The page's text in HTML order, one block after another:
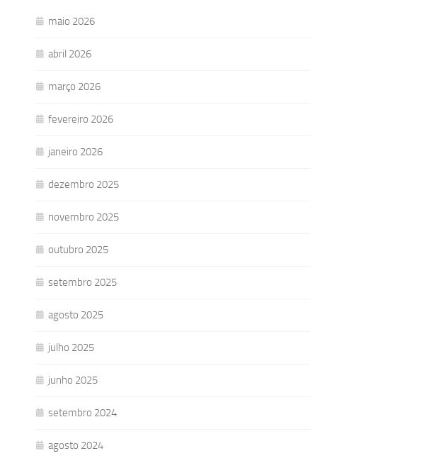
maio 2026
abril 2026
março 2026
fevereiro 2026
janeiro 2026
dezembro 2025
novembro 2025
outubro 2025
setembro 2025
agosto 2025
julho 2025
junho 2025
setembro 2024
agosto 2024